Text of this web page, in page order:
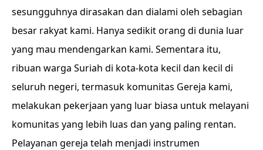
sesungguhnya dirasakan dan dialami oleh sebagian
besar rakyat kami. Hanya sedikit orang di dunia luar
yang mau mendengarkan kami. Sementara itu,
ribuan warga Suriah di kota-kota kecil dan kecil di
seluruh negeri, termasuk komunitas Gereja kami,
melakukan pekerjaan yang luar biasa untuk melayani
komunitas yang lebih luas dan yang paling rentan.
Pelayanan gereja telah menjadi instrumen